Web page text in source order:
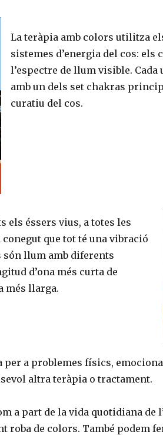
La teràpia amb colors utilitza
sistemes d’energia del cos:
l’espectre de llum visible.
amb un dels set chakras
curatiu del cos.
els éssers vius, a totes les
que tot té una vibració
llum amb diferents
d’ona més curta de
més llarga.
a problemes físics,
altra teràpia o tractament.
a part de la vida quotidiana de
de colors. També podem